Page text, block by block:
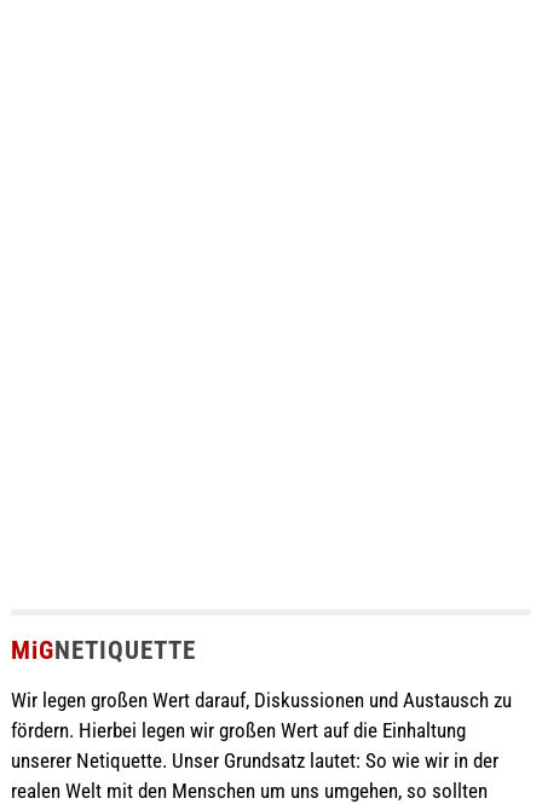
MiGNETIQUETTE
Wir legen großen Wert darauf, Diskussionen und Austausch zu
fördern. Hierbei legen wir großen Wert auf die Einhaltung
unserer Netiquette. Unser Grundsatz lautet: So wie wir in der
realen Welt mit den Menschen um uns umgehen, so sollten